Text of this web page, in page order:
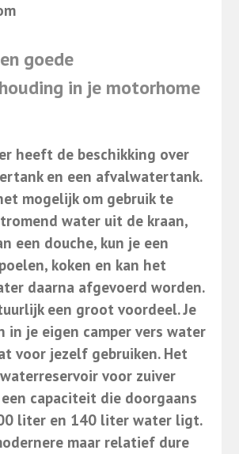
goede
in je motorhome
heeft de beschikking over
en een afvalwatertank.
mogelijk om gebruik te
water uit de kraan,
een douche, kun je een
koken en kan het
daarna afgevoerd worden.
een groot voordeel. Je
in je eigen camper vers water
voor jezelf gebruiken. Het
voor zuiver
capaciteit die doorgaans
liter en 140 liter water ligt.
maar relatief dure